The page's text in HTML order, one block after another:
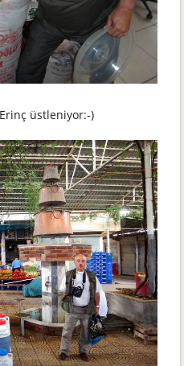
üstleniyor:-)